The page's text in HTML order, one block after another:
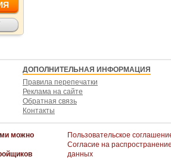
ДОПОЛНИТЕЛЬНАЯ ИНФОРМАЦИЯ
Правила перепечатки
Реклама на сайте
Обратная связь
Контакты
можно
Пользовательское
Согласие на
данных